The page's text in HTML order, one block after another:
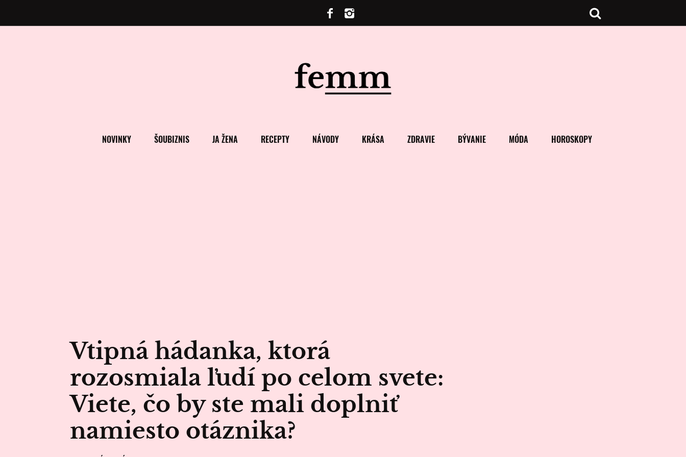
NOVINKY ŠOUBIZNIS JA ŽENA RECEPTY NÁVODY KRÁSA ZDRAVIE BÝVANIE MÓDA HOROSKOPY
Vtipná hádanka, ktorá
rozosmiala ľudí po celom svete:
Viete, čo by ste mali doplniť
namiesto otáznika?